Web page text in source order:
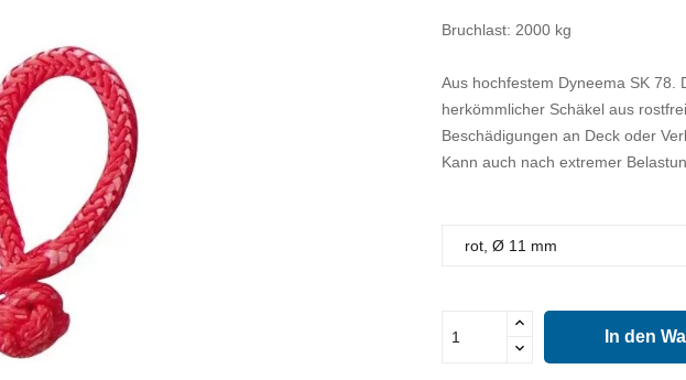
Bruchlast: 2000 kg
Aus hochfestem Dyneema SK 78.
herkömmlicher Schäkel aus
Beschädigungen an Deck oder
Kann auch nach extremer
In den